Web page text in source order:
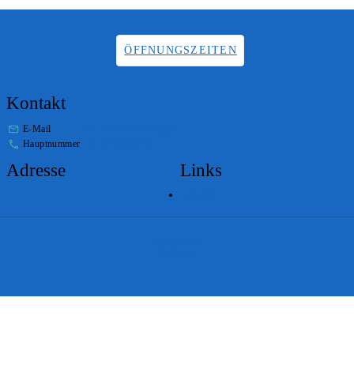
ÖFFNUNGSZEITEN
Kontakt
E-Mail
Hauptnummer
Adresse Links